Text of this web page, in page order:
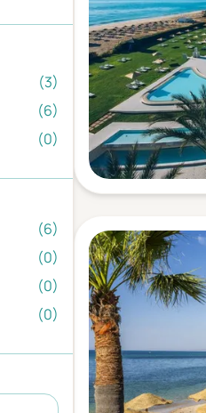
(3)
(6)
(0)
(6)
(0)
(0)
(0)